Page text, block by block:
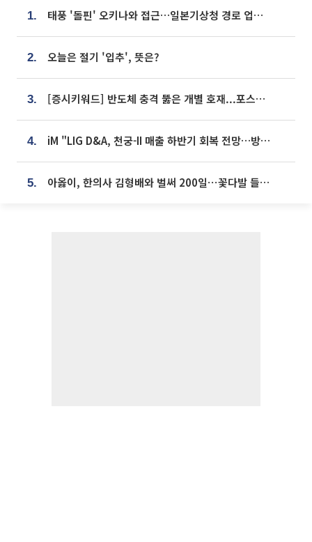
1. 태풍 '돌핀' 오키나와 접근…일본기상청 경로 업데이트
2. 오늘은 절기 '입추', 뜻은?
3. [증시키워드] 반도체 충격 뚫은 개별 호재...포스코퓨처엠·에코프로·한화솔루션 '눈길'
4. iM "LIG D&A, 천궁-II 매출 하반기 회복 전망…방산 톱픽 유지"
5. 아옳이, 한의사 김형배와 벌써 200일⋯꽃다발 들고 "프러포즈 아냐"